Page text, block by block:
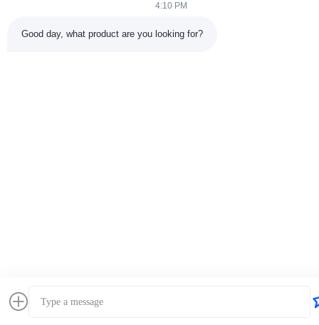
4:10 PM
Good day, what product are you looking for?